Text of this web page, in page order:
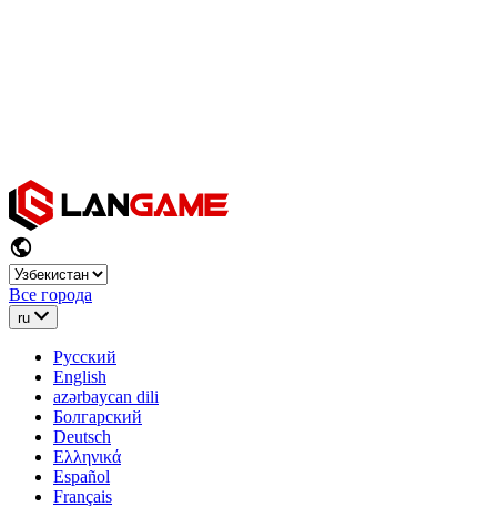
Все города
ru
Русский
English
azərbaycan dili
Болгарский
Deutsch
Ελληνικά
Español
Français